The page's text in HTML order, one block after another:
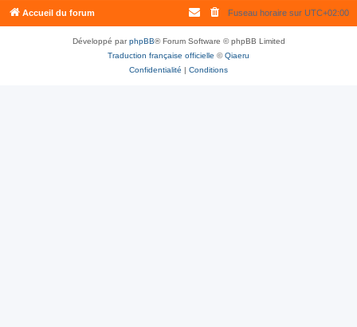
Accueil du forum Fuseau horaire sur UTC+02:00
Développé parphpBB® Forum Software © phpBB Limited
Traduction française officielle ©Qiaeru
Confidentialité | Conditions